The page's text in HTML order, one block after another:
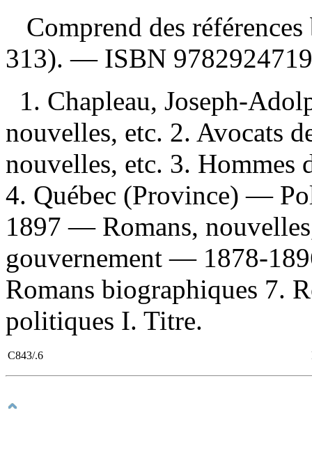
Comprend des
313). — ISBN
1. Chapleau, Joseph-
nouvelles, etc. 2. Avocats
nouvelles, etc. 3.
4. Québec (Province) —
1897 — Romans,
gouvernement — 1878-
Romans biographiques 7.
politiques I. Titre.
C843/.6